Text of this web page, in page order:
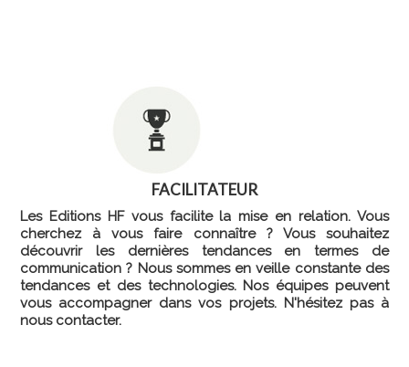
FACILITATEUR
Les Editions HF vous facilite la mise en relation. Vous
cherchez à vous faire connaître ? Vous souhaitez
découvrir les dernières tendances en termes de
communication ? Nous sommes en veille constante des
tendances et des technologies. Nos équipes peuvent
vous accompagner dans vos projets. N'hésitez pas à
nous contacter.